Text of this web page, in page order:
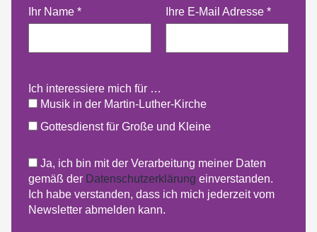
Ihr Name * Ihre E-Mail Adresse *
Ich interessiere mich für …
Musik in der Martin-Luther-Kirche
Gottesdienst für Große und Kleine
Ja, ich bin mit der Verarbeitung meiner Daten
gemäß der Datenschutzerklärung einverstanden.
Ich habe verstanden, dass ich mich jederzeit vom
Newsletter abmelden kann.